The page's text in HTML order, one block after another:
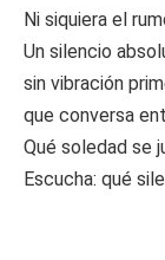
Ni siquiera el
Un silencio
sin vibración
que conversa
Qué soledad se
Escucha: qué